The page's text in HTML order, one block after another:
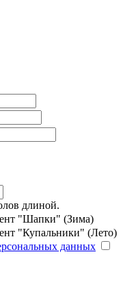
длиной.
"Шапки" (Зима)
"Купальники" (Лето)
данных